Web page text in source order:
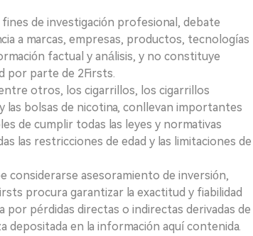
de investigación profesional, debate
a marcas, empresas, productos, tecnologías
factual y análisis, y no constituye
por parte de 2Firsts.
otros, los cigarrillos, los cigarrillos
bolsas de nicotina, conllevan importantes
de cumplir todas las leyes y normativas
las restricciones de edad y las limitaciones de
considerarse asesoramiento de inversión,
procura garantizar la exactitud y fiabilidad
por pérdidas directas o indirectas derivadas de
depositada en la información aquí contenida.